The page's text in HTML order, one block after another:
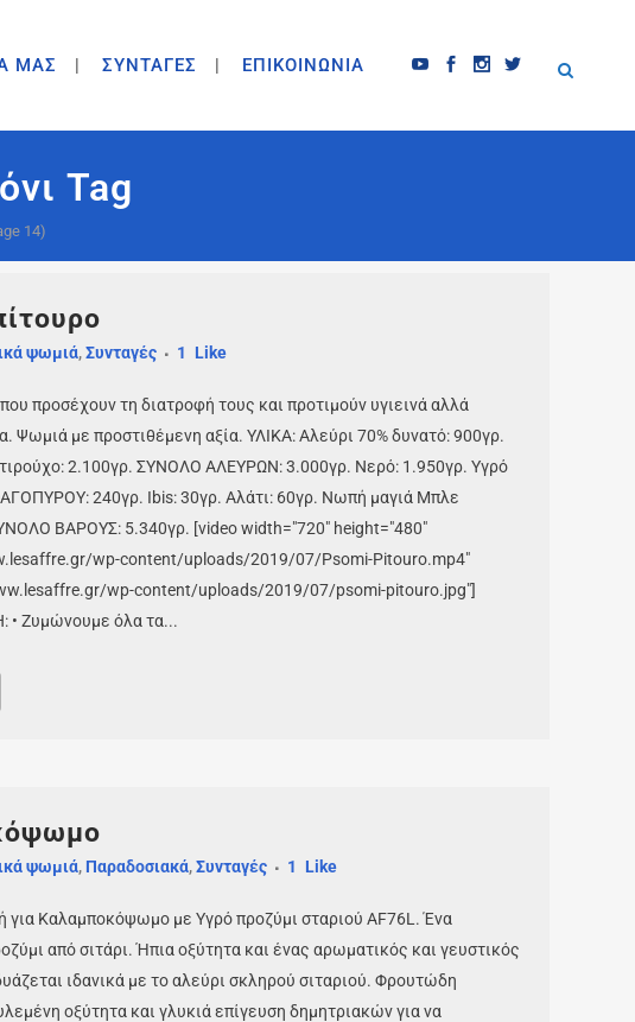
ΜΑΣ ΣΥΝΤΑΓΕΣ ΕΠΙΚΟΙΝΩΝΙΑ
Tag
14)
ψωμιά,Συνταγές 1 Like
προσέχουν τη διατροφή τους και προτιμούν υγιεινά αλλά
Ψωμιά με προστιθέμενη αξία. ΥΛΙΚΑ: Αλεύρι 70% δυνατό: 900γρ.
2.100γρ. ΣΥΝΟΛΟ ΑΛΕΥΡΩΝ: 3.000γρ. Νερό: 1.950γρ. Υγρό
240γρ. Ibis: 30γρ. Αλάτι: 60γρ. Νωπή μαγιά Μπλε
ΒΑΡΟΥΣ: 5.340γρ. [video width="720" height="480"
wp-content/uploads/2019/07/Psomi-Pitouro.mp4"
wp-content/uploads/2019/07/psomi-pitouro.jpg"]
• Ζυμώνουμε όλα τα...
ψωμιά, Παραδοσιακά,Συνταγές 1 Like
για Καλαμποκόψωμο με Υγρό προζύμι σταριού AF76L. Ένα
από σιτάρι. Ήπια οξύτητα και ένας αρωματικός και γευστικός
ιδανικά με το αλεύρι σκληρού σιταριού. Φρουτώδη
οξύτητα και γλυκιά επίγευση δημητριακών για να